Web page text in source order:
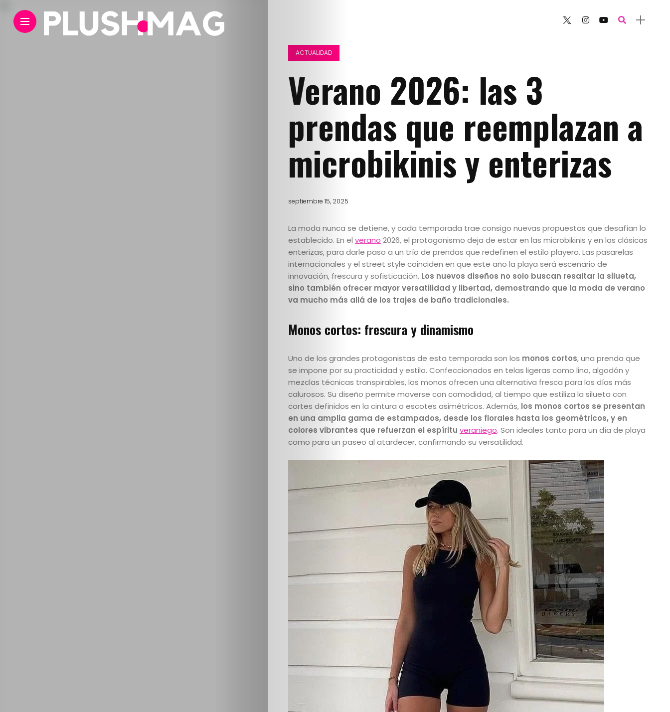
ACTUALIDAD
Verano 2026: las 3
prendas que reemplazan a
microbikinis y enterizas
septiembre 15, 2025
La moda nunca se detiene, y cada temporada trae consigo nuevas propuestas que desafían lo
establecido. En el verano 2026, el protagonismo deja de estar en las microbikinis y en las clásicas
enterizas, para darle paso a un trío de prendas que redefinen el estilo playero. Las pasarelas
internacionales y el street style coinciden en que este año la playa será escenario de
innovación, frescura y sofisticación. Los nuevos diseños no solo buscan resaltar la silueta,
sino también ofrecer mayor versatilidad y libertad, demostrando que la moda de verano
va mucho más allá de los trajes de baño tradicionales.
Monos cortos: frescura y dinamismo
Uno de los grandes protagonistas de esta temporada son los monos cortos, una prenda que
se impone por su practicidad y estilo. Confeccionados en telas ligeras como lino, algodón y
mezclas técnicas transpirables, los monos ofrecen una alternativa fresca para los días más
calurosos. Su diseño permite moverse con comodidad, al tiempo que estiliza la silueta con
cortes definidos en la cintura o escotes asimétricos. Además,los monos cortos se presentan
en una amplia gama de estampados, desde los florales hasta los geométricos, y en
colores vibrantes que refuerzan el espíritu veraniego. Son ideales tanto para un día de playa
como para un paseo al atardecer, confirmando su versatilidad.